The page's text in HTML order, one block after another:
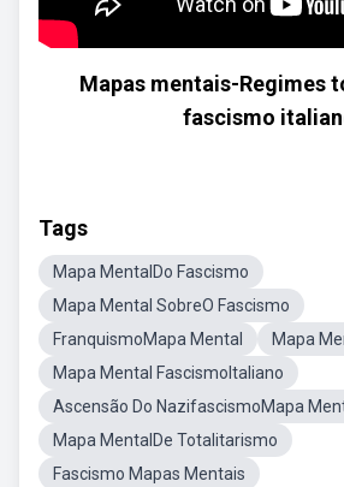
Mapas mentais-Regimes
fascismo
Tags
Mapa MentalDo Fascismo
Mapa Mental SobreO Fascismo
FranquismoMapa Mental
Mapa
Mapa Mental FascismoItaliano
Ascensão Do NazifascismoMapa
Mapa MentalDe Totalitarismo
Fascismo Mapas Mentais